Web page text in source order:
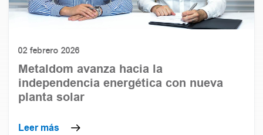
02 febrero 2026
Metaldom avanza hacia la
independencia energética con nueva
planta solar
Leer más